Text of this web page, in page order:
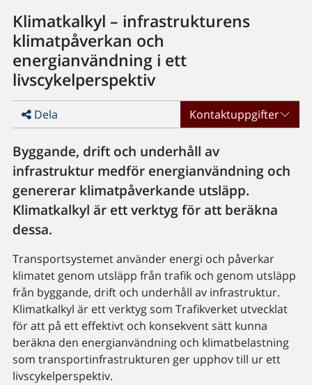
Klimatkalkyl – infrastrukturens
klimatpåverkan och
energianvändning i ett
livscykelperspektiv
Dela Kontaktuppgifter
Byggande, drift och underhåll av
infrastruktur medför energianvändning och
genererar klimatpåverkande utsläpp.
Klimatkalkyl är ett verktyg för att beräkna
dessa.
Transportsystemet använder energi och påverkar
klimatet genom utsläpp från trafik och genom utsläpp
från byggande, drift och underhåll av infrastruktur.
Klimatkalkyl är ett verktyg som Trafikverket utvecklat
för att på ett effektivt och konsekvent sätt kunna
beräkna den energianvändning och klimatbelastning
som transportinfrastrukturen ger upphov till ur ett
livscykelperspektiv.